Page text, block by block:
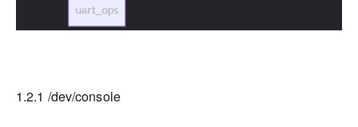
1.2.1 /dev/console